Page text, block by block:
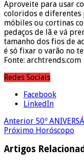
Aproveite para usar
coloridos e diferentes
móbiles ou cortinas
pedaços de lã e vá
tamanho dos fios de
é só fixar o varão no
Fonte: archtrends.com
Redes Sociais
Facebook
LinkedIn
Anterior 50º
Próximo Horóscopo
Artigos